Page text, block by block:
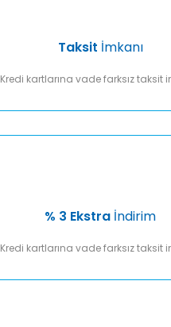
Taksit İmkanı
Kredi kartlarına vade farksız taksit
% 3 Ekstra İndirim
Kredi kartlarına vade farksız taksit